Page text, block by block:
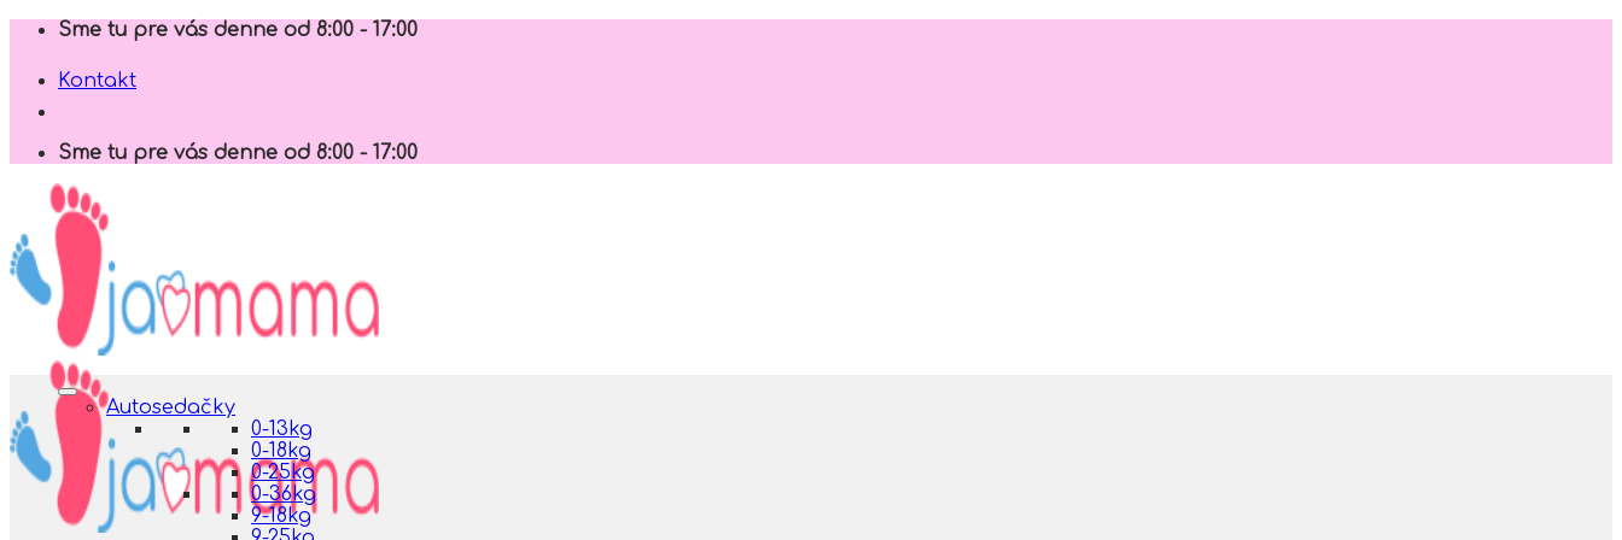
Skip
content
Sme tu pre vás denne od 8:00 - 17:00
Kontakt
Sme tu pre vás denne od 8:00 - 17:00
Autosedačky
0-13kg
0-18kg
0-25kg
0-36kg
9-18kg